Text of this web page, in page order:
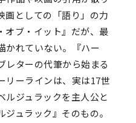
画としての「語り」の力
オブ・イット』だが、最
かれていない。『ハー
レターの代筆から始まる
リーラインは、実は17世
ルジュラックを主人公と
ュラック』そのもの。